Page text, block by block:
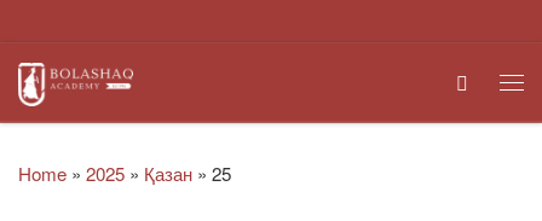
Search
Home » 2025 » Қазан » 25